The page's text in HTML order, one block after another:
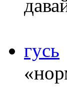
гусь